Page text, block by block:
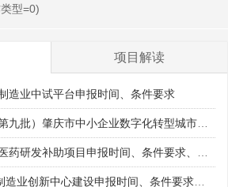
评价指标加大知识产权质量、技术标
价值、行业引领作用，确保创新成果
密，筑牢"合规底线+信用约束"
心趋势是监管体系全面收紧，构建
约束机制，将合规要求贯穿申报、认
打击违规行为，保障认定工作的严肃
型=0)
项目解读
造业中试平台申报时间、条件要求
企业数字化转型城市试点数字化改造项目申报时间、条件要求、补助奖励
发补助项目申报时间、条件要求、奖励标准
创新中心建设申报时间、条件要求、扶持奖励